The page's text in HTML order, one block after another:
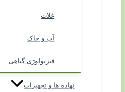
غلات
آب و خاک
فیزیولوژی گیاهی
نهاده ها و تجهیزات